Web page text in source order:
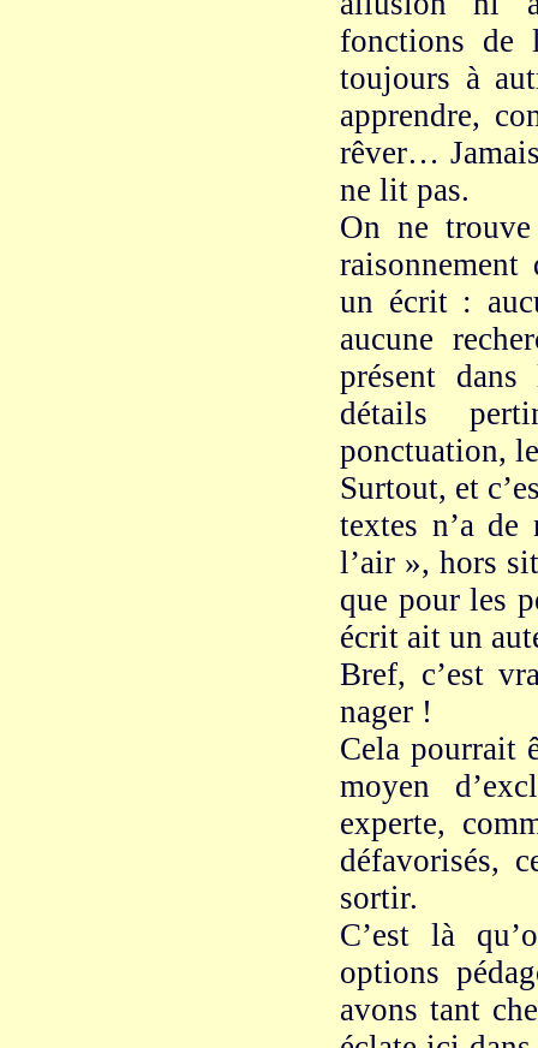
fonctions de
toujours à
apprendre,
rêver…
ne lit pas.
On ne
raisonnement
un écrit :
aucune
présent
détails
ponctuation,
Surtout, et
textes n’a de
l’air », hors
que pour les
écrit ait un
Bref, c’est
nager !
Cela pourrait
moyen
experte,
défavorisés,
sortir.
C’est là
options
avons tant